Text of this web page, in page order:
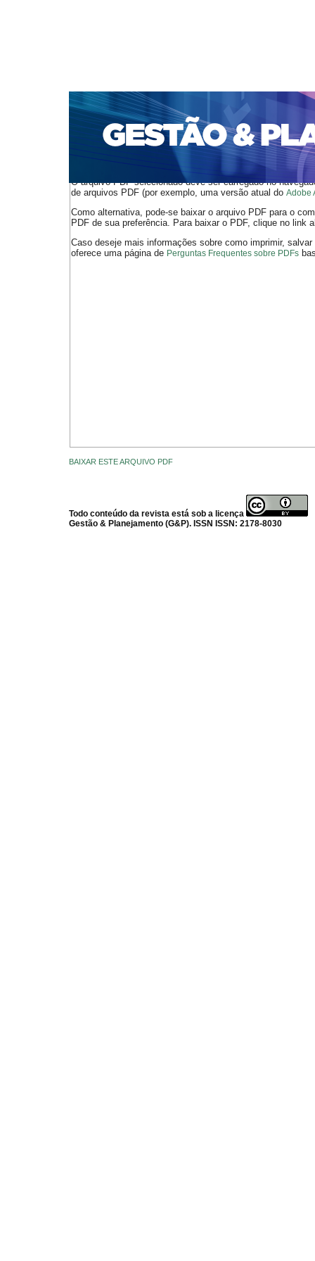
CAPA SOBRE ACESSO CADASTRO
PORTAL DE REVISTAS DA UNIFACS
SUBMISSÕES
PARA SUBMISSÃO DE ARTIGOS
TUTORIAL PARA
Capa Bianco
O arquivo PDF selecionado deve ser carregado no
de arquivos PDF (por exemplo, uma versão atual do Adobe
Como alternativa, pode-se baixar o arquivo PDF para o
PDF de sua preferência. Para baixar o PDF, clique no link
Caso deseje mais informações sobre como imprimir,
oferece uma página de Perguntas Frequentes sobre PDFs
BAIXAR ESTE ARQUIVO PDF
Todo conteúdo da revista está sob a licença
Gestão & Planejamento (G&P). ISSN ISSN: 2178-8030